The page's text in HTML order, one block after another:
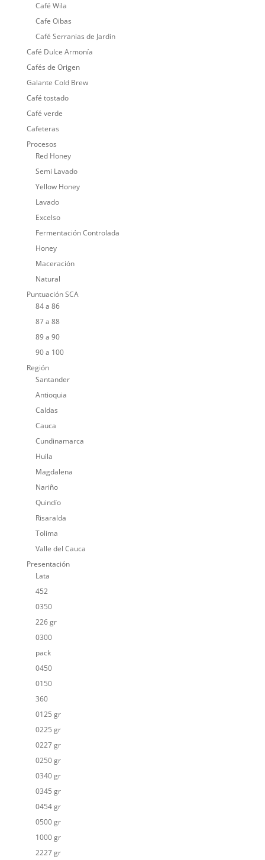
Café Wila
Cafe Oibas
Café Serranias de Jardin
Café Dulce Armonía
Cafés de Origen
Galante Cold Brew
Café tostado
Café verde
Cafeteras
Procesos
Red Honey
Semi Lavado
Yellow Honey
Lavado
Excelso
Fermentación Controlada
Honey
Maceración
Natural
Puntuación SCA
84 a 86
87 a 88
89 a 90
90 a 100
Región
Santander
Antioquia
Caldas
Cauca
Cundinamarca
Huila
Magdalena
Nariño
Quindío
Risaralda
Tolima
Valle del Cauca
Presentación
Lata
452
0350
226 gr
0300
pack
0450
0150
360
0125 gr
0225 gr
0227 gr
0250 gr
0340 gr
0345 gr
0454 gr
0500 gr
1000 gr
2227 gr